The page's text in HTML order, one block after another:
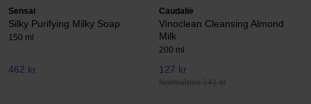
Sensai
Silky Purifying Milky Soap
150 ml
462 kr
Caudalie
Vinoclean Cleansing Almond
Milk
200 ml
127 kr
Normalpris 141 kr